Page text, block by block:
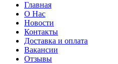
Главная
О Нас
Новости
Контакты
Доставка и оплата
Вакансии
Отзывы